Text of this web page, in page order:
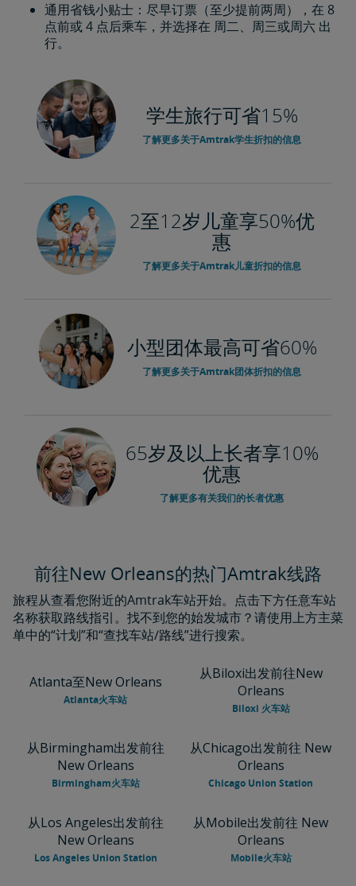
通用省钱小贴士：尽早订票（至少提前两周），在 8
点前或 4 点后乘车，并选择在 周二、周三或周六 出
行。
学生旅行可省15%
了解更多关于Amtrak学生折扣的信息
2至12岁儿童享50%优
惠
了解更多关于Amtrak儿童折扣的信息
小型团体最高可省60%
了解更多关于Amtrak团体折扣的信息
65岁及以上长者享10%
优惠
了解更多有关我们的长者优惠
前往New Orleans的热门Amtrak线路
旅程从查看您附近的Amtrak车站开始。点击下方任意车站
名称获取路线指引。找不到您的始发城市？请使用上方主菜
单中的“计划”和“查找车站/路线”进行搜索。
Atlanta至New Orleans
Atlanta火车站
从Biloxi出发前往New
Orleans
Biloxi 火车站
从Birmingham出发前往
New Orleans
Birmingham火车站
从Chicago出发前往 New
Orleans
Chicago Union Station
从Los Angeles出发前往
New Orleans
Los Angeles Union Station
从Mobile出发前往 New
Orleans
Mobile火车站